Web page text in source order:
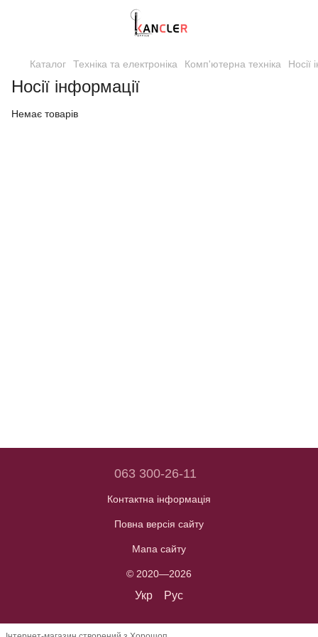
Каталог Техніка та електроніка Комп'ютерна техніка Носії
Носії інформації
Немає товарів
063 300-26-11
Контактна інформація
Повна версія сайту
Мапа сайту
© 2020—2026
Укр Рус